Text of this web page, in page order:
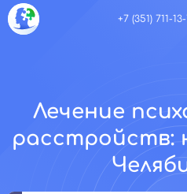
+7 (351) 711-
Лечение
расстройств: